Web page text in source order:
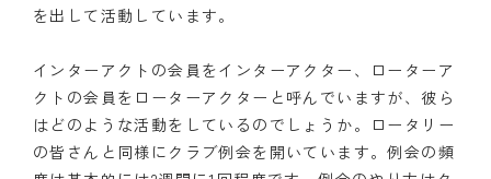
を出して活動しています。
インターアクトの会員をインターアクター、ローターア
クトの会員をローターアクターと呼んでいますが、彼ら
はどのような活動をしているのでしょうか。ロータリー
の皆さんと同様にクラブ例会を開いています。例会の頻